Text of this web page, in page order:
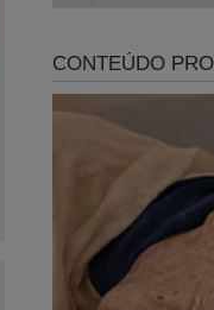
Moro citou dados
afirmou que cerca
apresentação ao
Para ele, os
país, resultando